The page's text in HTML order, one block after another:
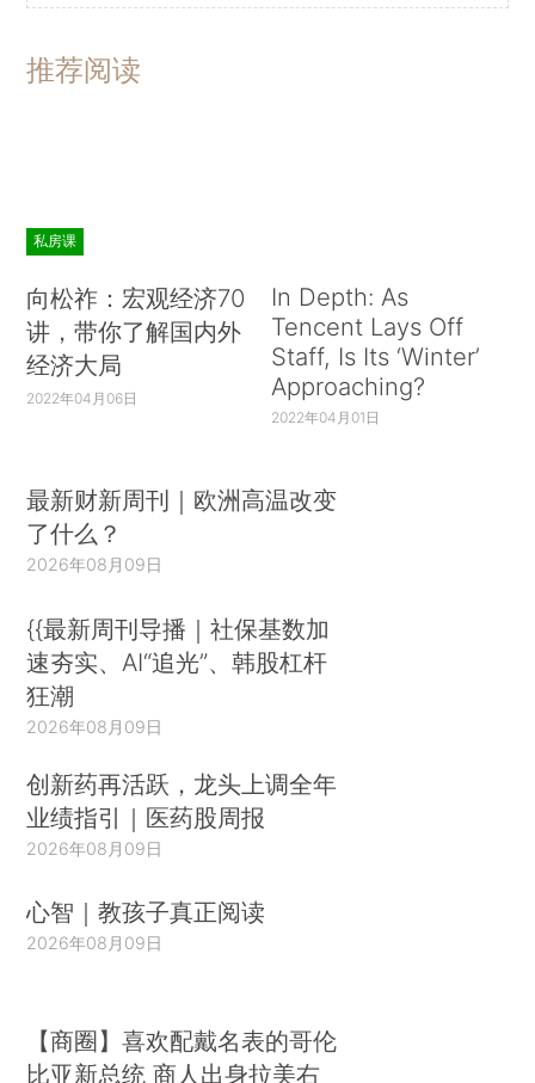
推荐阅读
私房课
向松祚：宏观经济70
讲，带你了解国内外
经济大局
2022年04月06日
In Depth: As
Tencent Lays Off
Staff, Is Its ‘Winter’
Approaching?
2022年04月01日
最新财新周刊｜欧洲高温改变
了什么？
2026年08月09日
{{最新周刊导播｜社保基数加
速夯实、AI“追光”、韩股杠杆
狂潮
2026年08月09日
创新药再活跃，龙头上调全年
业绩指引｜医药股周报
2026年08月09日
心智｜教孩子真正阅读
2026年08月09日
【商圈】喜欢配戴名表的哥伦
比亚新总统 商人出身拉美右